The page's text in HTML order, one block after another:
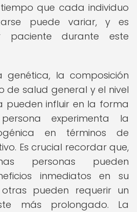
que cada individuo
puede variar, y es
paciente durante este
genética, la composición
de salud general y el nivel
pueden influir en la forma
experimenta la
en términos de
Es crucial recordar que,
personas pueden
inmediatos en su
pueden requerir un
más prolongado. La